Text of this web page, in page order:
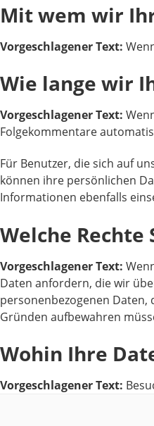
Mit wem wir
Vorgeschlagener Text:
Wie lange wir
Vorgeschlagener Text:
Folgekommentare
Für Benutzer, die sich auf
können ihre persönlichen
Informationen ebenfalls
Welche
Vorgeschlagener Text:
Daten anfordern, die wir
personenbezogenen
Gründen aufbewahren
Wohin Ihre
Vorgeschlagener Text: